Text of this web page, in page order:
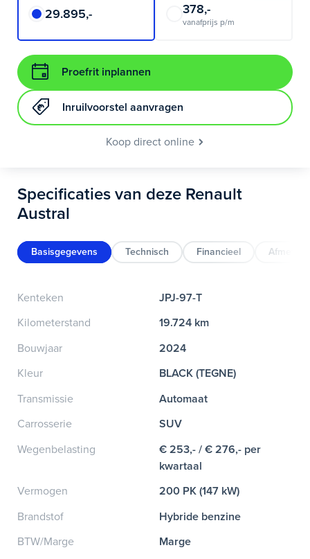
29.895,- 378,-
vanafprijs p/m
Proefrit inplannen
Inruilvoorstel aanvragen
Koop direct online
Specificaties van deze Renault
Austral
Basisgegevens Technisch Financieel
Kenteken
JPJ-97-T
Kilometerstand
19.724 km
Bouwjaar
2024
Kleur
BLACK (TEGNE)
Transmissie
Automaat
Carrosserie
SUV
Wegenbelasting
€ 253,- / € 276,- per
kwartaal
Vermogen
200 PK (147 kW)
Brandstof
Hybride benzine
BTW/Marge
Marge